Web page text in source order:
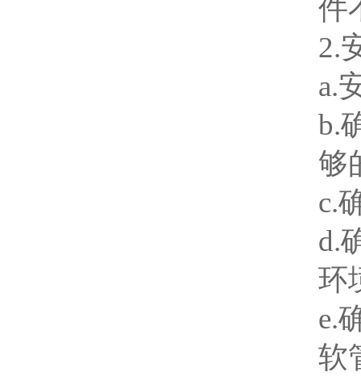
件
2.
a.
b.
够
c.
d.
环
e.
软